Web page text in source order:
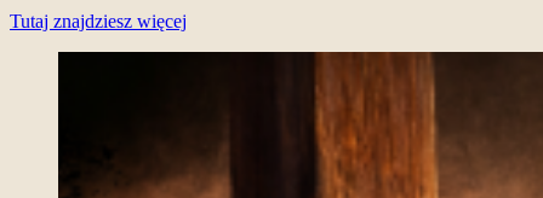
Tutaj znajdziesz więcej